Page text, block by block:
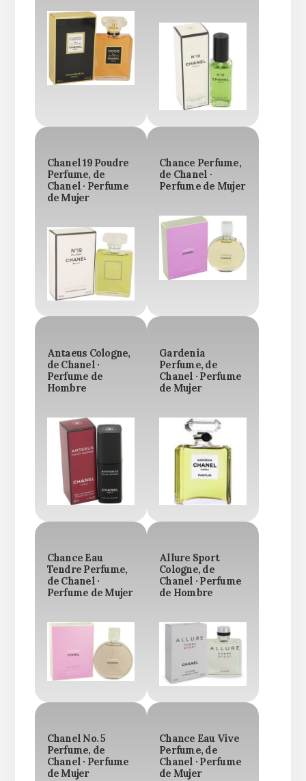
Chanel 19 Poudre
Perfume, de
Chanel · Perfume
de Mujer
Chance Perfume,
de Chanel ·
Perfume de Mujer
Antaeus Cologne,
de Chanel ·
Perfume de
Hombre
Gardenia
Perfume, de
Chanel · Perfume
de Mujer
Chance Eau
Tendre Perfume,
de Chanel ·
Perfume de Mujer
Allure Sport
Cologne, de
Chanel · Perfume
de Hombre
Chanel No. 5
Perfume, de
Chanel · Perfume
de Mujer
Chance Eau Vive
Perfume, de
Chanel · Perfume
de Mujer